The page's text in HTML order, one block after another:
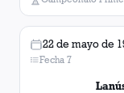
22 de mayo de
Fecha 7